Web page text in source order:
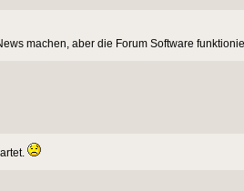
machen, aber die Forum Software